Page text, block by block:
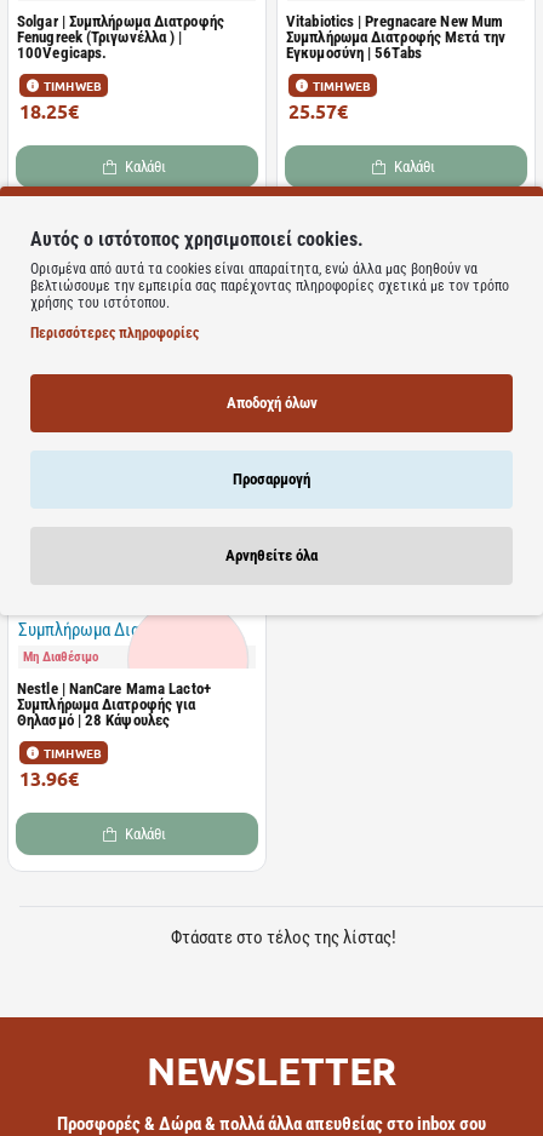
Solgar | Συμπλήρωμα Διατροφής
Fenugreek (Τριγωνέλλα ) |
100Vegicaps.
ΤΙΜΗ WEB
18.25€
Καλάθι
Vitabiotics | Pregnacare New Mum
Συμπλήρωμα Διατροφής Μετά την
Εγκυμοσύνη | 56Tabs
ΤΙΜΗ WEB
25.57€
Καλάθι
Μη Διαθέσιμο
Lamberts | Multi Guard Pregnancy
Γυναίκες Αναπαραγωγικής Ηλικίας |
ΤΙΜΗ WEB
Μη Διαθέσιμο
Vitabiotics | Pregnacare Him & Her
ΤΙΜΗ WEB
29.32€
Μη Διαθέσιμο
Nestle | NanCare Mama Lacto+
Συμπλήρωμα Διατροφής για
Θηλασμό | 28 Κάψουλες
ΤΙΜΗ WEB
13.96€
Καλάθι
Φτάσατε στο τέλος της λίστας!
NEWSLETTER
Προσφορές & Δώρα & πολλά άλλα απευθείας στο inbox σου
Αυτός ο ιστότοπος χρησιμοποιεί cookies.
Ορισμένα από αυτά τα cookies είναι απαραίτητα, ενώ άλλα μας βοηθούν να
βελτιώσουμε την εμπειρία σας παρέχοντας πληροφορίες σχετικά με τον τρόπο
χρήσης του ιστότοπου.
Περισσότερες πληροφορίες
Αποδοχή όλων
Προσαρμογή
Αρνηθείτε όλα